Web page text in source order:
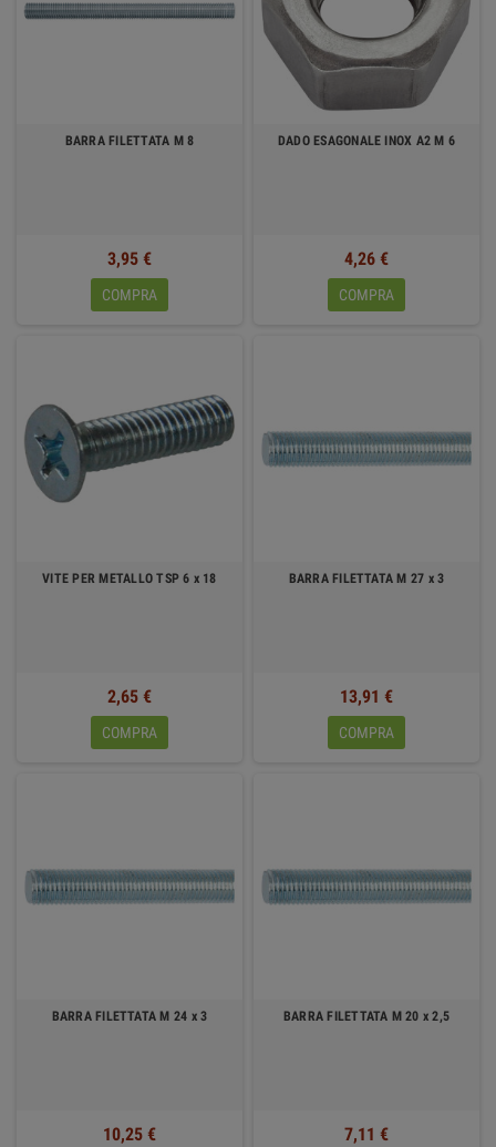
BARRA FILETTATA M 8
3,95 €
COMPRA
DADO ESAGONALE INOX A2 M 6
4,26 €
COMPRA
VITE PER METALLO TSP 6 x 18
2,65 €
COMPRA
BARRA FILETTATA M 27 x 3
13,91 €
COMPRA
BARRA FILETTATA M 24 x 3
10,25 €
BARRA FILETTATA M 20 x 2,5
7,11 €